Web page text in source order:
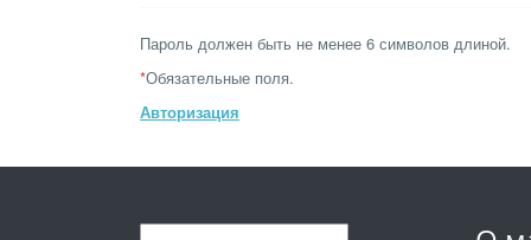
Пароль должен быть не менее 6 символов длиной.
*Обязательные поля.
Авторизация